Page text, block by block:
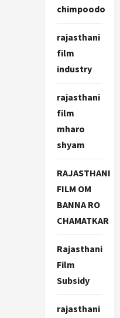
chimpoodo
rajasthani
film
industry
rajasthani
film
mharo
shyam
RAJASTHANI
FILM OM
BANNA RO
CHAMATKAR
Rajasthani
Film
Subsidy
rajasthani